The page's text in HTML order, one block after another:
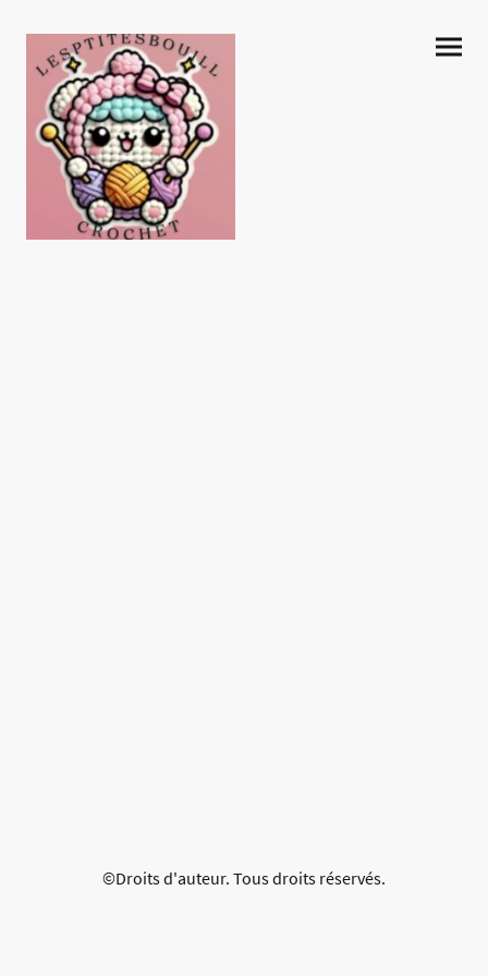
©Droits d'auteur. Tous droits réservés.